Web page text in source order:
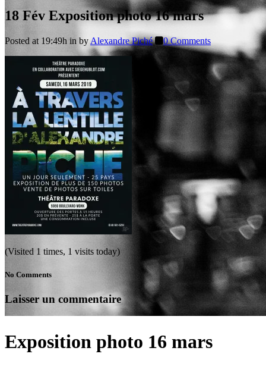
Exposition photo 16 mars
18 Fév Exposition photo 16 mars
Posted at 19:49h in by Alexandre Piché 0 Comments
(Visited 1 times, 1 visits today)
No Comments
Laisser un commentaire